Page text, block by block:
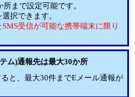
まで設定可能です。
択できます。
受信が可能な携帯端末に限り
ム)通報先は最大30か所
と、最大30件までEメール通報が